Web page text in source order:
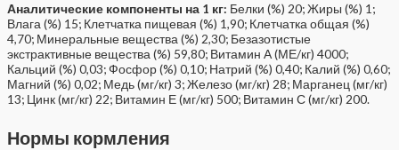
Аналитические компоненты на 1 кг: Белки (%) 20; Жиры (%) 1;
Влага (%) 15; Клетчатка пищевая (%) 1,90; Клетчатка общая (%)
4,70; Минеральные вещества (%) 2,30; Безазотистые
экстрактивные вещества (%) 59,80; Витамин А (МЕ/кг) 4000;
Кальций (%) 0,03; Фосфор (%) 0,10; Натрий (%) 0,40; Калий (%) 0,60;
Магний (%) 0,02; Медь (мг/кг) 3; Железо (мг/кг) 28; Марганец (мг/кг)
13; Цинк (мг/кг) 22; Витамин Е (мг/кг) 500; Витамин С (мг/кг) 200.
Нормы кормления